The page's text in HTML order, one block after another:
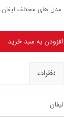
مدل های مختلف لیفان X60
افزودن به سبد خرید
نظرات
لیفان